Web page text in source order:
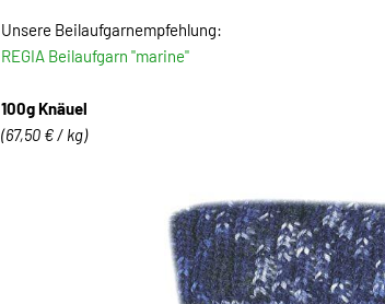
Unsere Beilaufgarnempfehlung:
REGIA Beilaufgarn "marine"
100g Knäuel
(67,50 € / kg)